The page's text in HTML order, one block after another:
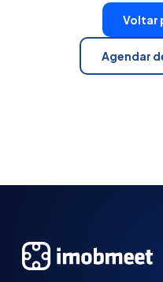
Voltar
Agendar